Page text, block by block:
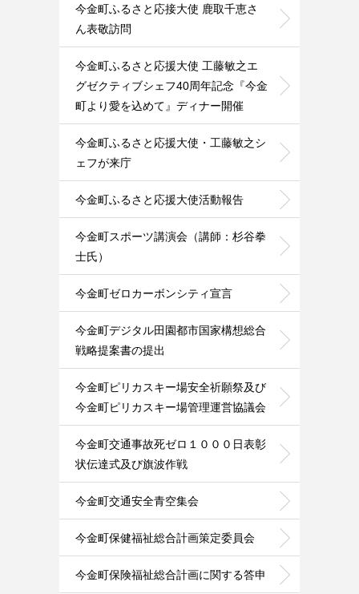
今金町ふるさと応接大使 鹿取千恵さ
ん表敬訪問
今金町ふるさと応援大使 工藤敏之エ
グゼクティブシェフ40周年記念『今金
町より愛を込めて』ディナー開催
今金町ふるさと応援大使・工藤敏之シ
ェフが来庁
今金町ふるさと応援大使活動報告
今金町スポーツ講演会（講師：杉谷拳
士氏）
今金町ゼロカーボンシティ宣言
今金町デジタル田園都市国家構想総合
戦略提案書の提出
今金町ピリカスキー場安全祈願祭及び
今金町ピリカスキー場管理運営協議会
今金町交通事故死ゼロ１０００日表彰
状伝達式及び旗波作戦
今金町交通安全青空集会
今金町保健福祉総合計画策定委員会
今金町保険福祉総合計画に関する答申